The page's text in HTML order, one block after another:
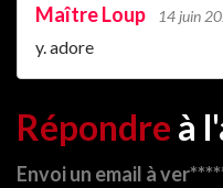
Maître Loup 14 juin
y. adore
Répondre à
Envoi un email à